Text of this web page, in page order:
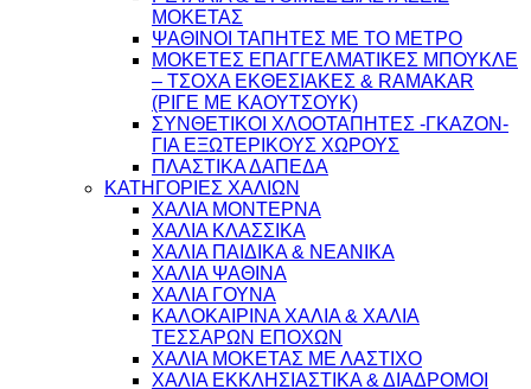
ΜΟΚΕΤΑΣ
ΨΑΘINΟΙ ΤΑΠΗΤΕΣ ΜΕ ΤΟ ΜΕΤΡΟ
ΜΟΚΕΤΕΣ ΕΠΑΓΓΕΛΜΑΤΙΚΕΣ ΜΠΟΥΚΛΕ
– ΤΣΟΧΑ ΕΚΘΕΣΙΑΚΕΣ & RAMAKAR
(ΡΙΓΕ ΜΕ ΚΑΟΥΤΣΟΥΚ)
ΣΥΝΘΕΤΙΚΟΙ ΧΛΟΟΤΑΠΗΤΕΣ -ΓΚΑΖΟΝ-
ΓΙΑ ΕΞΩΤΕΡΙΚΟΥΣ ΧΩΡΟΥΣ
ΠΛΑΣΤΙΚΑ ΔΑΠΕΔΑ
ΚΑΤΗΓΟΡΙΕΣ ΧΑΛΙΩΝ
ΧΑΛΙΑ ΜΟΝΤΕΡΝΑ
ΧΑΛΙΑ ΚΛΑΣΣΙΚΑ
ΧΑΛΙΑ ΠΑΙΔΙΚΑ & ΝΕΑΝΙΚΑ
ΧΑΛΙΑ ΨΑΘΙΝΑ
ΧΑΛΙΑ ΓΟΥΝΑ
ΚΑΛΟΚΑΙΡΙΝΑ ΧΑΛΙΑ & ΧΑΛΙΑ
ΤΕΣΣΑΡΩΝ ΕΠΟΧΩΝ
ΧΑΛΙΑ ΜΟΚΕΤΑΣ ΜΕ ΛΑΣΤΙΧΟ
ΧΑΛΙΑ ΕΚΚΛΗΣΙΑΣΤΙΚΑ & ΔΙΑΔΡΟΜΟΙ